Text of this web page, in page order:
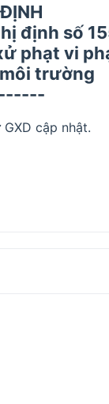
định số
phạt vi
trường
cập nhật.